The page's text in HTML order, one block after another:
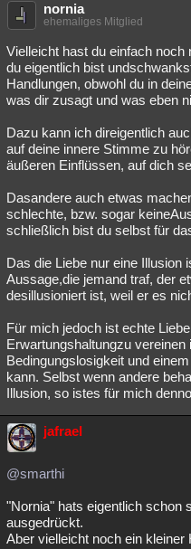
nornia
ehemaliges Mitglied
Vielleicht hast du einfach
du eigentlich bist
Handlungen, obwohl du in
was dir zusagt und was eben
Dazu kann ich direigentlich
auf deine innere Stimme zu
äußeren Einflüssen, auf dich
Dasandere auch etwas
schlechte, bzw. sogar
schließlich bist du selbst für
Das die Liebe nur eine Illusion
Aussage,die jemand traf, der
desillusioniert ist, weil er es
Für mich jedoch ist echte
Erwartungshaltungzu vereinen
Bedingungslosigkeit und
kann. Selbst wenn andere
Illusion, so istes für mich
jafrael
@smarthi
"Nornia" hats eigentlich schon
ausgedrückt.
Aber vielleicht noch ein